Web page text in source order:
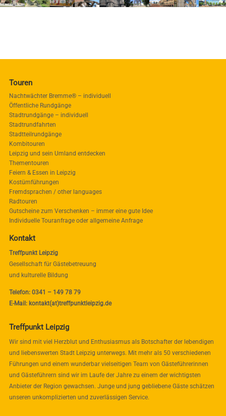
Touren
Nachtwächter Bremme® – individuell
Öffentliche Rundgänge
Stadtrundgänge – individuell
Stadtrundfahrten
Stadtteilrundgänge
Kombitouren
Leipzig und sein Umland entdecken
Thementouren
Feiern & Essen in Leipzig
Kostümführungen
Fremdsprachen / other languages
Radtouren
Gutscheine zum Verschenken – immer eine gute Idee
Individuelle Touranfrage oder allgemeine Anfrage
Kontakt
Treffpunkt Leipzig
Gesellschaft für Gästebetreuung
und kulturelle Bildung
Telefon: 0341 – 149 78 79
E-Mail: kontakt(at)treffpunktleipzig.de
Treffpunkt Leipzig
Wir sind mit viel Herzblut und Enthusiasmus als Botschafter der lebendigen
und liebenswerten Stadt Leipzig unterwegs. Mit mehr als 50 verschiedenen
Führungen und einem wunderbar vielseitigen Team von Gästeführerinnen
und Gästeführern sind wir im Laufe der Jahre zu einem der wichtigsten
Anbieter der Region gewachsen. Junge und jung gebliebene Gäste schätzen
unseren unkomplizierten und zuverlässigen Service.